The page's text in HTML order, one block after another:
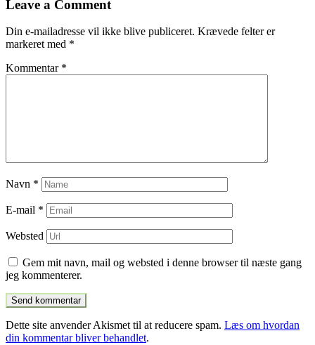
Leave a Comment
Din e-mailadresse vil ikke blive publiceret. Krævede felter er
markeret med *
Kommentar *
Navn *
E-mail *
Websted
Gem mit navn, mail og websted i denne browser til næste gang
jeg kommenterer.
Dette site anvender Akismet til at reducere spam. Læs om hvordan
din kommentar bliver behandlet.